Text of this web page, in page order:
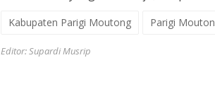
Kabupaten Parigi Moutong Parigi
Editor: Supardi Musrip